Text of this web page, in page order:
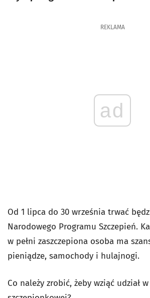
REKLAMA
ad
Od 1 lipca do 30 września trwać
Narodowego Programu Szczepień.
w pełni zaszczepiona osoba ma
pieniądze, samochody i hulajnogi.
Co należy zrobić, żeby wziąć udział